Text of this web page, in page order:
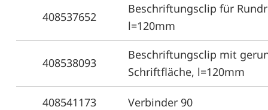
408537652
Beschriftungsclip für
l=120mm
408538093
Beschriftungsclip mit
Schriftfläche, l=120mm
408541173 Verbinder 90